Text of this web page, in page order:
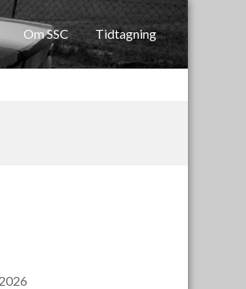
Om SSC Tidtagning